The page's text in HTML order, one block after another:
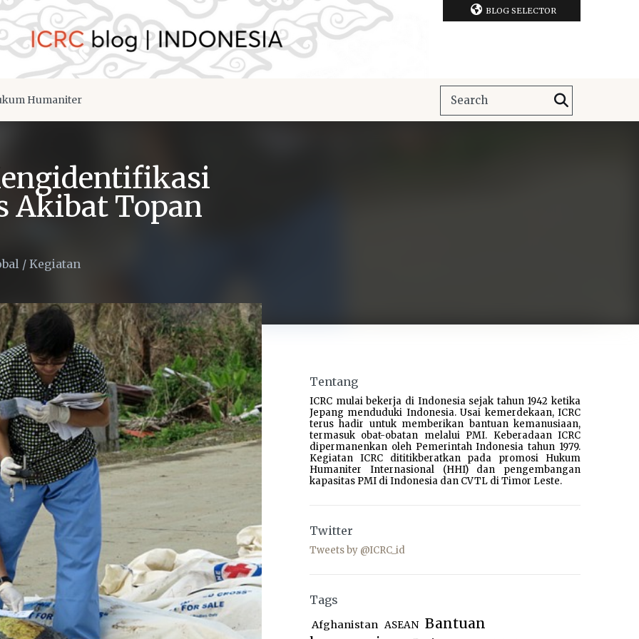
BLOG SELECTOR
Humaniter
Akibat Topan
/ Kegiatan
Tentang
ICRC mulai bekerja di Indonesia sejak tahun 1942 ketika
Jepang menduduki Indonesia. Usai kemerdekaan, ICRC
terus hadir untuk memberikan bantuan kemanusiaan,
termasuk obat-obatan melalui PMI. Keberadaan ICRC
dipermanenkan oleh Pemerintah Indonesia tahun 1979.
Kegiatan ICRC dititikberatkan pada promosi Hukum
Humaniter Internasional (HHI) dan pengembangan
kapasitas PMI di Indonesia dan CVTL di Timor Leste.
Twitter
Tweets by @ICRC_id
Tags
Afghanistan ASEAN Bantuan